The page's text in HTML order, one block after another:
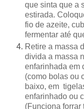
que sinta que a
estirada.
fio de azeite,
fermentar até
Retire a massa
divida a massa
enfarinhada em
(como bolas ou
baixo, em
enfarinhado ou
(Funciona forrar